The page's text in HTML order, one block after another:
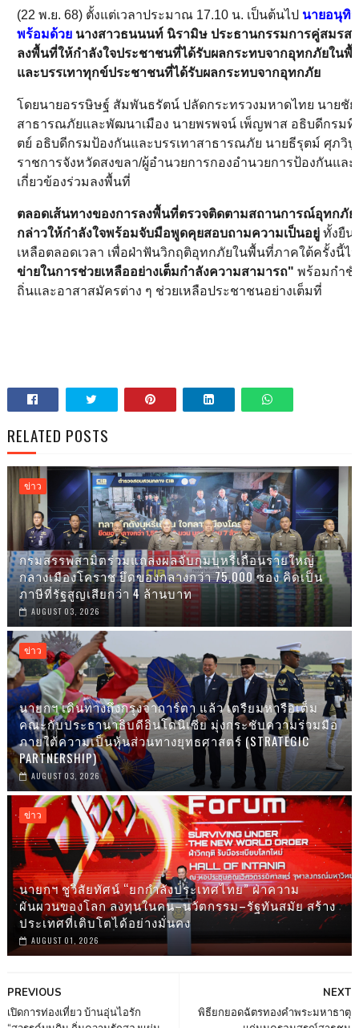
(22 พ.ย. 68) ตั้งแต่เวลาประมาณ 17.10 น. เป็นต้นไป นายอนุทิ
พร้อมด้วย นางสาวธนนนท์ นิรามิษ ประธานกรรมการคู่สมร
ลงพื้นที่ให้กำลังใจประชาชนที่ได้รับผลกระทบจากอุทกภัยใน
และบรรเทาทุกข์ประชาชนที่ได้รับผลกระทบจากอุทกภัย
โดยนายอรรษิษฐ์ สัมพันธรัตน์ ปลัดกระทรวงมหาดไทย นาย
สาธารณภัยและพัฒนาเมือง นายพรพจน์ เพ็ญพาส อธิบดีกรม
ตย์ อธิบดีกรมป้องกันและบรรเทาสาธารณภัย นายธีรุตม์ ศุภวิ
ราชการจังหวัดสงขลา/ผู้อำนวยการกองอำนวยการป้องกันแ
เกี่ยวข้องร่วมลงพื้นที่
ตลอดเส้นทางของการลงพื้นที่ตรวจติดตามสถานการณ์อุทกภัย
กล่าวให้กำลังใจพร้อมจับมือพูดคุยสอบถามความเป็นอยู่ทั้งยืน
เหลือตลอดเวลา เพื่อฝ่าฟันวิกฤติอุทกภัยในพื้นที่ภาคใต้ครั้งนี้ไ
ข่ายในการช่วยเหลืออย่างเต็มกำลังความสามารถ" พร้อมกำชั
ถิ่นและอาสาสมัครต่าง ๆ ช่วยเหลือประชาชนอย่างเต็มที่
RELATED POSTS
ข่าว
กรมสรรพสามิตร่วมแถลงผลจับกุมบุหรี่เถื่อนรายใหญ่
กลางเมืองโคราช ยึดของกลางกว่า 75,000 ซอง คิดเป็น
ภาษีที่รัฐสูญเสียกว่า 4 ล้านบาท
AUGUST 03, 2026
ข่าว
นายกฯ เดินทางถึงกรุงจาการ์ตา แล้ว เตรืยมหารือเต็ม
คณะกับประธานาธิบดีอินโดนิเซีย มุ่งกระชับความร่วมมือ
ภายใต้ความเป็นหุ้นส่วนทางยุทธศาสตร์ (STRATEGIC
PARTNERSHIP)
AUGUST 03, 2026
ข่าว
นายกฯ ชูวิสัยทัศน์ “ยกกำลังประเทศไทย” ฝ่าความ
ผันผวนของโลก ลงทุนในคน–นวัตกรรม–รัฐทันสมัย สร้าง
ประเทศที่เติบโตได้อย่างมั่นคง
AUGUST 01, 2026
NEXT
พิธียกยอดฉัตรทองคำพระมหาธาตุ
PREVIOUS
เปิดการท่องเที่ยว บ้านอุ่นไอรัก